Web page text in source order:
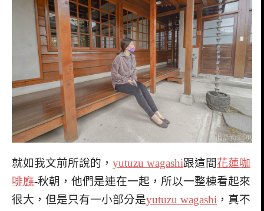
就如我文前所說的， yutuzu wagashi跟這間花蓮咖
啡廳-秋朝，他們是連在一起，所以一整棟看起來
很大，但是只有一小部分是yutuzu wagashi ，真不